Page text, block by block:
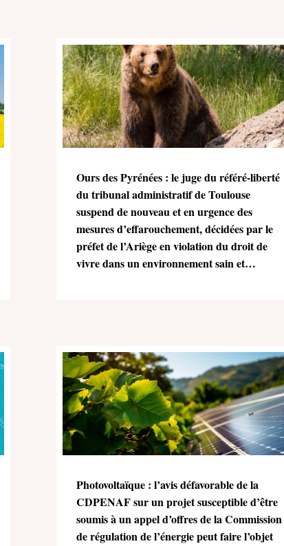
Ours des Pyrénées : le juge du référé-liberté
du tribunal administratif de Toulouse
suspend de nouveau et en urgence des
mesures d’effarouchement, décidées par le
préfet de l’Ariège en violation du droit de
vivre dans un environnement sain et
Photovoltaïque : l’avis défavorable de la
CDPENAF sur un projet susceptible d’être
soumis à un appel d’offres de la Commission
de régulation de l’énergie peut faire l’objet